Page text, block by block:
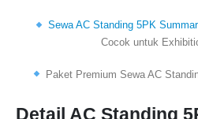
Sewa AC Standing 5PK
Cocok untuk
Paket Premium Sewa AC
Detail AC Standing